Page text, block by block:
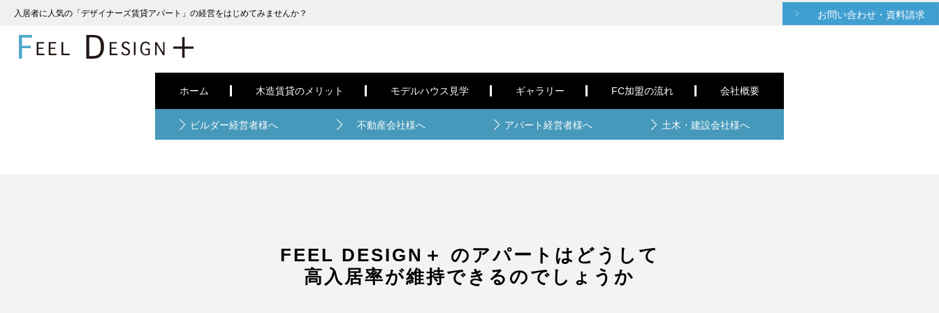
入居者に人気の「デザイナーズ賃貸アパート」の経営をはじめてみませんか？ お問い合わせ・資料請求
ホーム 木造賃貸のメリット モデルハウス見学 ギャラリー FC加盟の流れ 会社概要
ビルダー経営者様へ 不動産会社様へ アパート経営者様へ 土木・建設会社様へ
FEEL DESIGN＋ のアパートはどうして
高入居率が維持できるのでしょうか